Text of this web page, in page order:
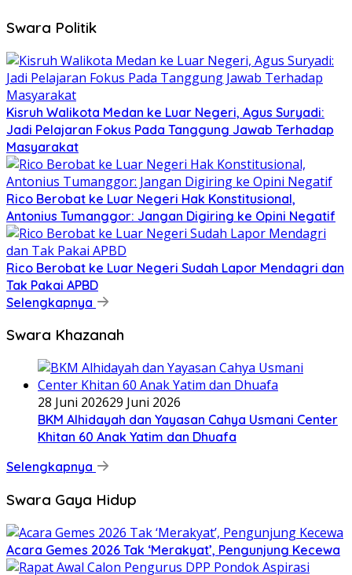
Swara Politik
Kisruh Walikota Medan ke Luar Negeri, Agus Suryadi:
Jadi Pelajaran Fokus Pada Tanggung Jawab Terhadap
Masyarakat
Rico Berobat ke Luar Negeri Hak Konstitusional,
Antonius Tumanggor: Jangan Digiring ke Opini Negatif
Rico Berobat ke Luar Negeri Sudah Lapor Mendagri dan
Tak Pakai APBD
Selengkapnya
Swara Khazanah
28 Juni 202629 Juni 2026
BKM Alhidayah dan Yayasan Cahya Usmani Center
Khitan 60 Anak Yatim dan Dhuafa
Selengkapnya
Swara Gaya Hidup
Acara Gemes 2026 Tak ‘Merakyat’, Pengunjung Kecewa